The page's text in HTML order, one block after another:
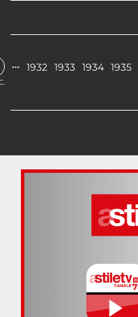
… 1932 1933 1934 1935